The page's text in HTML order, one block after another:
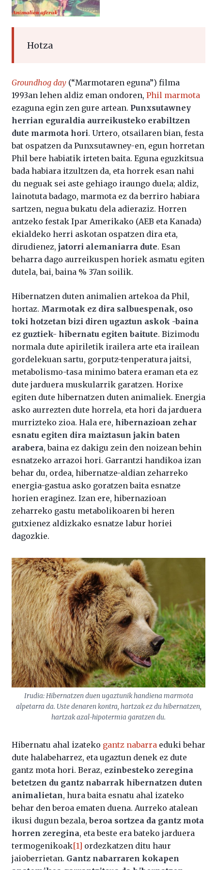
Hotza
Groundhog day (“Marmotaren eguna”) filma
1993an lehen aldiz eman ondoren, Phil marmota
ezaguna egin zen gure artean. Punxsutawney
herrian eguraldia aurreikusteko erabiltzen
dute marmota hori. Urtero, otsailaren bian, festa
bat ospatzen da Punxsutawney-en, egun horretan
Phil bere habiatik irteten baita. Eguna eguzkitsua
bada habiara itzultzen da, eta horrek esan nahi
du neguak sei aste gehiago iraungo duela; aldiz,
lainotuta badago, marmota ez da berriro habiara
sartzen, negua bukatu dela adieraziz. Horren
antzeko festak Ipar Amerikako (AEB eta Kanada)
ekialdeko herri askotan ospatzen dira eta,
dirudienez, jatorri alemaniarra dute. Esan
beharra dago aurreikuspen horiek asmatu egiten
dutela, bai, baina % 37an soilik.
Hibernatzen duten animalien artekoa da Phil,
hortaz. Marmotak ez dira salbuespenak, oso
toki hotzetan bizi diren ugaztun askok -baina
ez guztiek- hibernatu egiten baitute. Bizimodu
normala dute apiriletik irailera arte eta irailean
gordelekuan sartu, gorputz-tenperatura jaitsi,
metabolismo-tasa minimo batera eraman eta ez
dute jarduera muskularrik garatzen. Horixe
egiten dute hibernatzen duten animaliek. Energia
asko aurrezten dute horrela, eta hori da jarduera
murrizteko zioa. Hala ere, hibernazioan zehar
esnatu egiten dira maiztasun jakin baten
arabera, baina ez dakigu zein den noizean behin
esnatzeko arrazoi hori. Garrantzi handikoa izan
behar du, ordea, hibernatze-aldian zeharreko
energia-gastua asko goratzen baita esnatze
horien eraginez. Izan ere, hibernazioan
zeharreko gastu metabolikoaren bi heren
gutxienez aldizkako esnatze labur horiei
dagozkie.
Irudia: Hibernatzen duen ugaztunik handiena marmota
alpetarra da. Uste denaren kontra, hartzak ez du hibernatzen,
hartzak azal-hipotermia garatzen du.
Hibernatu ahal izateko gantz nabarra eduki behar
dute halabeharrez, eta ugaztun denek ez dute
gantz mota hori. Beraz, ezinbesteko zeregina
betetzen du gantz nabarrak hibernatzen duten
animalietan, hura baita esnatu ahal izateko
behar den beroa ematen duena. Aurreko atalean
ikusi dugun bezala,beroa sortzea da gantz mota
horren zeregina, eta beste era bateko jarduera
termogenikoak[1] ordezkatzen ditu haur
jaioberrietan. Gantz nabarraren kokapen